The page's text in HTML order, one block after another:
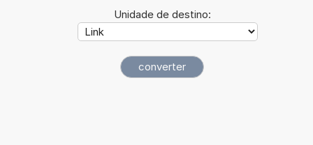
Unidade de destino: